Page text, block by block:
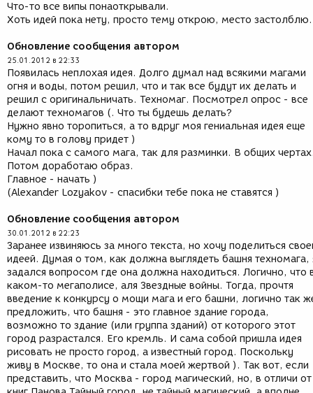
и
я
Что-то все випы понаоткрывали.
Хоть идей пока нету, просто тему открою, место застолблю.
Обновление сообщения автором
25.01.2012 в 22:33
Появилась неплохая идея. Долго думал над всякими магами
огня и воды, потом решил, что и так все будут их делать и
решил с оригинальничать. Техномаг. Посмотрел опрос - все
делают техномагов (. Что ты будешь делать?
Нужно явно торопиться, а то вдруг моя гениальная идея еще
кому то в голову придет )
Начал пока с самого мага, так для разминки. В общих
Потом доработаю образ.
Главное - начать )
(Alexander Lozyakov - спасибки тебе пока не ставятся )
Обновление сообщения автором
30.01.2012 в 22:23
Заранее извиняюсь за много текста, но хочу поделиться
идеей. Думая о том, как должна выглядеть башня техномага,
задался вопросом где она должна находиться. Логично, что
каком-то мегаполисе, аля Звездные войны. Тогда, прочтя
введение к конкурсу о мощи мага и его башни, логично так
предложить, что башня - это главное здание города,
возможно то здание (или группа зданий) от которого этот
город разрастался. Его кремль. И сама собой пришла идея
рисовать не просто город, а известный город. Поскольку
живу в Москве, то она и стала моей жертвой ). Так вот, если
представить, что Москва - город магический, но, в отличи от